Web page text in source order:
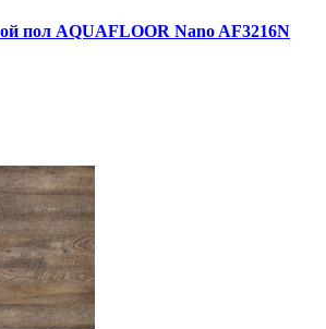
пол AQUAFLOOR Nano AF3216N